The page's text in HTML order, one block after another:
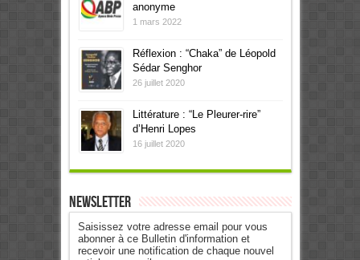
anonyme
1 mars 2022
Réflexion : “Chaka” de Léopold
Sédar Senghor
26 juillet 2020
Littérature : “Le Pleurer-rire”
d’Henri Lopes
16 juillet 2020
Newsletter
Saisissez votre adresse email pour vous
abonner à ce Bulletin d'information et
recevoir une notification de chaque nouvel